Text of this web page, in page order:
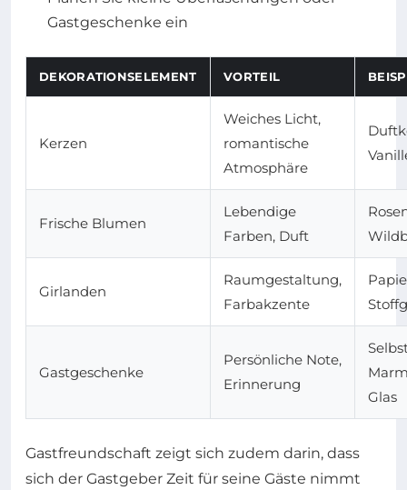
Gastgeschenke ein
DEKORATIONSELEMENT VORTEIL
Kerzen
Weiches Licht,
romantische
Atmosphäre
Frische Blumen
Lebendige
Farben, Duft
Girlanden
Raumgestaltung,
Farbakzente
Gastgeschenke
Persönliche Note,
Erinnerung
Glas
Gastfreundschaft zeigt sich zudem darin, dass
sich der Gastgeber Zeit für seine Gäste nimmt